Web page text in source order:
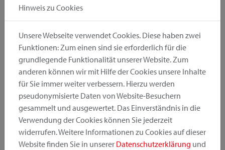
Permanente Montage spezifischer Körbe,
Kisten und Boxen am Gepäckträger Ø 8–16
mm
und klapperfreien Montage von Körben und Boxen auf
merken empfehlen
Hinweis zu Cookies
Unsere Webseite verwendet Cookies. Diese haben zwei
Funktionen: Zum einen sind sie erforderlich für die
grundlegende Funktionalität unserer Website. Zum
anderen können wir mit Hilfe der Cookies unsere Inhalte
für Sie immer weiter verbessern. Hierzu werden
pseudonymisierte Daten von Website-Besuchern
gesammelt und ausgewertet. Das Einverständnis in die
Verwendung der Cookies können Sie jederzeit
widerrufen. Weitere Informationen zu Cookies auf dieser
Website finden Sie in unserer Datenschutzerklärung und